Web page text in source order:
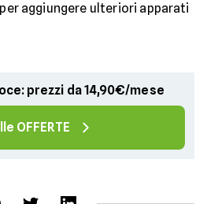
aggiungere ulteriori apparati
prezzi da 14,90€/mese
OFFERTE